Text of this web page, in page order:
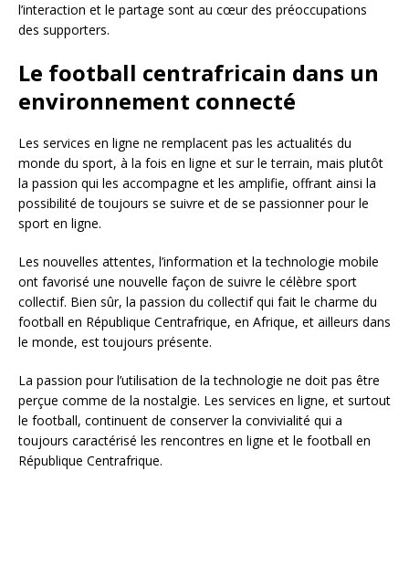
l’interaction et le partage sont au cœur des préoccupations
des supporters.
Le football centrafricain dans un
environnement connecté
Les services en ligne ne remplacent pas les actualités du
monde du sport, à la fois en ligne et sur le terrain, mais plutôt
la passion qui les accompagne et les amplifie, offrant ainsi la
possibilité de toujours se suivre et de se passionner pour le
sport en ligne.
Les nouvelles attentes, l’information et la technologie mobile
ont favorisé une nouvelle façon de suivre le célèbre sport
collectif. Bien sûr, la passion du collectif qui fait le charme du
football en République Centrafrique, en Afrique, et ailleurs dans
le monde, est toujours présente.
La passion pour l’utilisation de la technologie ne doit pas être
perçue comme de la nostalgie. Les services en ligne, et surtout
le football, continuent de conserver la convivialité qui a
toujours caractérisé les rencontres en ligne et le football en
République Centrafrique.